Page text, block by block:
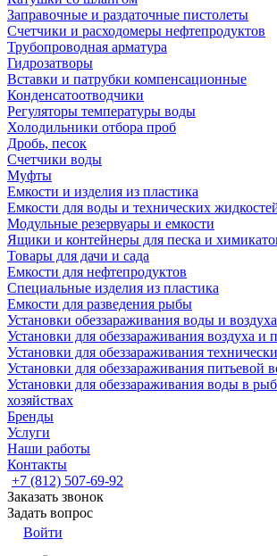
Заправочные и раздаточные пистолеты
Счетчики и расходомеры нефтепродуктов
Трубопроводная арматура
Гидрозатворы
Вставки и патрубки компенсационные
Конденсатоотводчики
Регуляторы температуры воды
Холодильники отбора проб
Дробь, песок
Счетчики воды
Муфты
Емкости и изделия из пластика
Емкости для воды и технических
Модульные резервуары и емкости
Ящики и контейнеры для песка и
Товары для дачи и сада
Емкости для нефтепродуктов
Специальные изделия из пластика
Емкости для разведения рыбы
Установки обеззараживания воды и воздуха
Установки для обеззараживания воздуха и
Установки для обеззараживания
Установки для обеззараживания питьевой
Установки для обеззараживания воды в
хозяйствах
Бренды
Услуги
Наши работы
Контакты
+7 (812) 507-69-92
Заказать звонок
Задать вопрос
Войти